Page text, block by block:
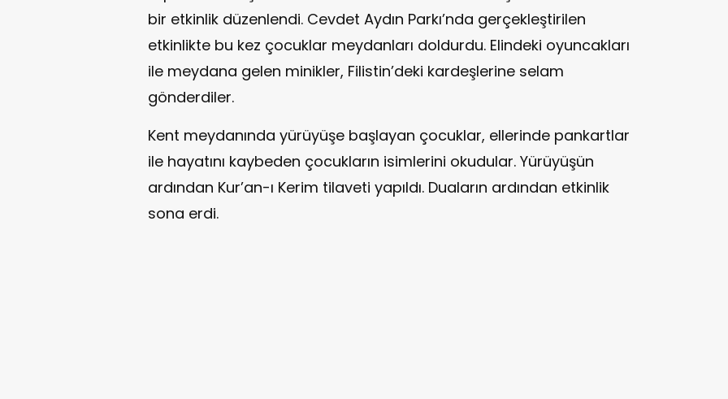
bir etkinlik düzenlendi. Cevdet Aydın Parkı’nda gerçekleştirilen
etkinlikte bu kez çocuklar meydanları doldurdu. Elindeki oyuncakları
ile meydana gelen minikler, Filistin’deki kardeşlerine selam
gönderdiler.
Kent meydanında yürüyüşe başlayan çocuklar, ellerinde pankartlar
ile hayatını kaybeden çocukların isimlerini okudular. Yürüyüşün
ardından Kur’an-ı Kerim tilaveti yapıldı. Duaların ardından etkinlik
sona erdi.